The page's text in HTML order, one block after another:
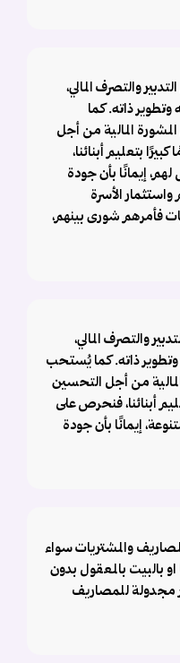
والتصرف المالي،
ذاته. كما
المالية من أجل
بتعليم أبنائنا،
إيمانًا بأن جودة
الأسرة
فأمرهم شورى بينهم،
والتصرف المالي،
ذاته. كما يُستحب
من أجل التحسين
أبنائنا، فنحرص على
إيمانًا بأن جودة
والمشتريات سواء
بالبيت بالمعقول بدون
مجدولة للمصاريف